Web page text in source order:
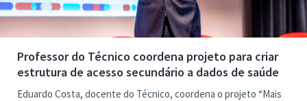
Professor do Técnico coordena projeto para criar
estrutura de acesso secundário a dados de saúde
Eduardo Costa, docente do Técnico, coordena o projeto “Mais